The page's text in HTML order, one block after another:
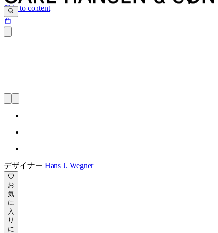
Skip to content
デザイナー Hans J. Wegner
お
気
に
入
り
に